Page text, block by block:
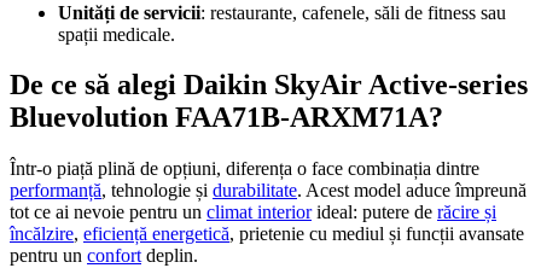
Unități de servicii: restaurante, cafenele, săli de fitness sau
spații medicale.
De ce să alegi Daikin SkyAir Active-series
Bluevolution FAA71B-ARXM71A?
Într-o piață plină de opțiuni, diferența o face combinația dintre
performanță, tehnologie și durabilitate. Acest model aduce împreună
tot ce ai nevoie pentru un climat interiorideal: putere de răcire și
încălzire, eficiență energetică, prietenie cu mediul și funcții avansate
pentru un confort deplin.